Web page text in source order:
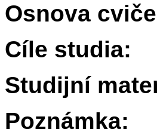
Osnova
Cíle studia:
Studijní
Poznámka: